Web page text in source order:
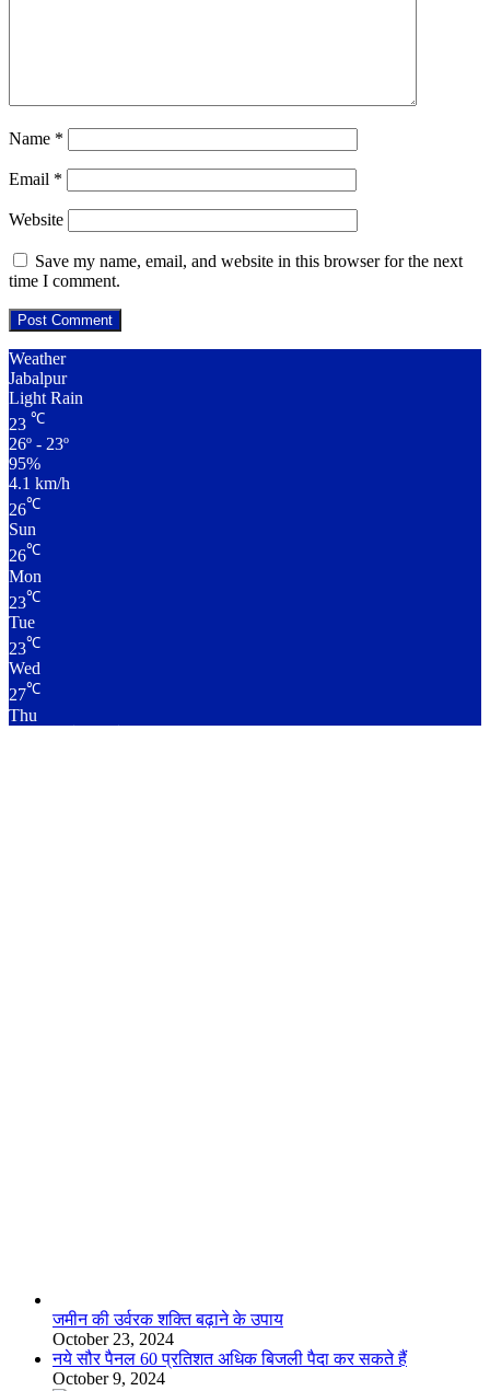
Name *
Email *
Website
Save my name, email, and website in this browser for the next
time I comment.
Weather
Jabalpur
Light Rain
23 ℃
26º - 23º
95%
4.1 km/h
26℃
Sun
26℃
Mon
23℃
Tue
23℃
Wed
27℃
Thu
जमीन की उर्वरक शक्ति बढ़ाने के उपाय
October 23, 2024
नये सौर पैनल 60 प्रतिशत अधिक बिजली पैदा कर सकते हैं
October 9, 2024